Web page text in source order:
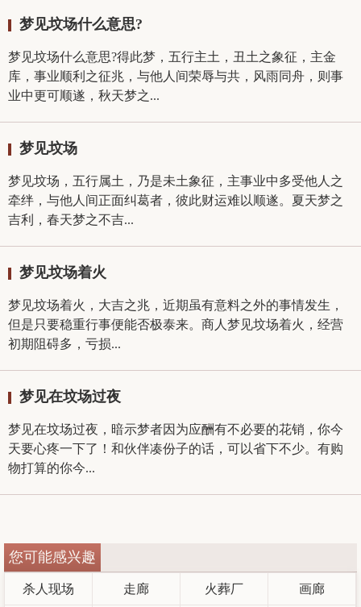
梦见坟场什么意思?
梦见坟场什么意思?得此梦，五行主土，丑土之象征，主金
库，事业顺利之征兆，与他人间荣辱与共，风雨同舟，则事
业中更可顺遂，秋天梦之...
梦见坟场
梦见坟场，五行属土，乃是未土象征，主事业中多受他人之
牵绊，与他人间正面纠葛者，彼此财运难以顺遂。夏天梦之
吉利，春天梦之不吉...
梦见坟场着火
梦见坟场着火，大吉之兆，近期虽有意料之外的事情发生，
但是只要稳重行事便能否极泰来。商人梦见坟场着火，经营
初期阻碍多，亏损...
梦见在坟场过夜
梦见在坟场过夜，暗示梦者因为应酬有不必要的花销，你今
天要心疼一下了！和伙伴凑份子的话，可以省下不少。有购
物打算的你今...
您可能感兴趣
杀人现场 走廊 火葬厂 画廊